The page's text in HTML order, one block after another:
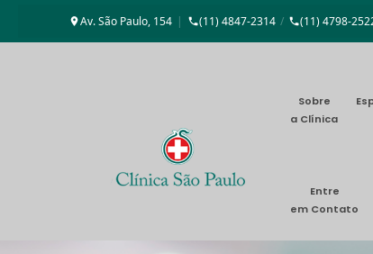
Av. São Paulo, 154 | (11) 4847-2314 / (11) 4798-
Sobre
a Clínica
Entre
em Contato